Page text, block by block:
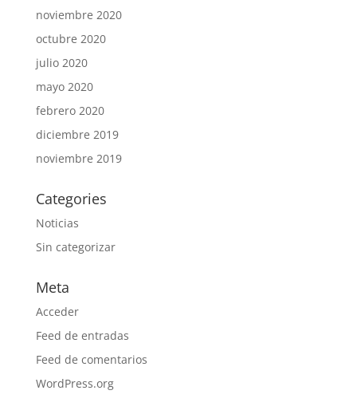
noviembre 2020
octubre 2020
julio 2020
mayo 2020
febrero 2020
diciembre 2019
noviembre 2019
Categories
Noticias
Sin categorizar
Meta
Acceder
Feed de entradas
Feed de comentarios
WordPress.org